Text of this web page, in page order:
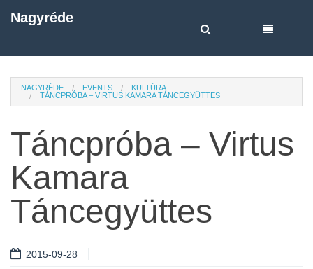
Nagyréde
NAGYRÉDE EVENTS
KULTÚRA
TÁNCPRÓBA – VIRTUS KAMARA TÁNCEGYÜTTES
Táncpróba – Virtus
Kamara
Táncegyüttes
2015-09-28